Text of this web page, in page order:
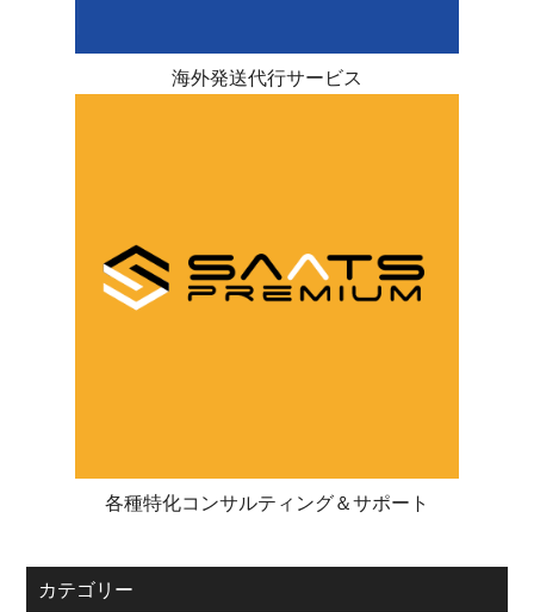
海外発送代行サービス
各種特化コンサルティング＆サポート
カテゴリー